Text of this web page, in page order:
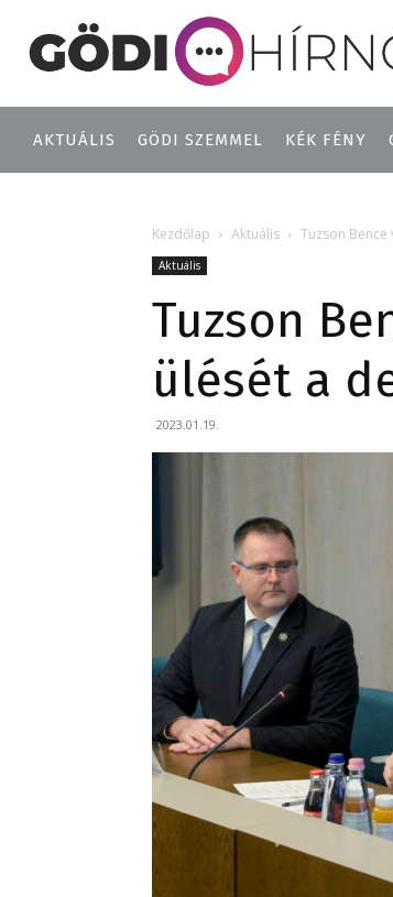
AKTUÁLIS GÖDI SZEMMEL KÉK FÉNY
Kezdőlap Aktuális Tuzson
Aktuális
Tuzson
ülését a
2023.01.19.